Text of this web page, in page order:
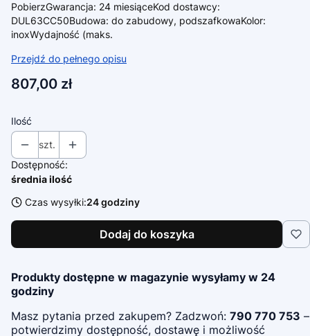
PobierzGwarancja: 24 miesiąceKod dostawcy:
DUL63CC50Budowa: do zabudowy, podszafkowaKolor:
inoxWydajność (maks.
Przejdź do pełnego opisu
Cena
807,00 zł
Ilość
szt.
Dostępność:
średnia ilość
Czas wysyłki:24 godziny
Dodaj do koszyka
Produkty dostępne w magazynie wysyłamy w 24
godziny
Masz pytania przed zakupem? Zadzwoń: 790 770 753 –
potwierdzimy dostępność, dostawę i możliwość